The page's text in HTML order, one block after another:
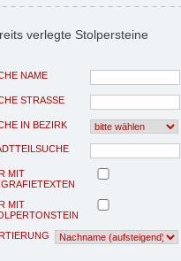
verlegte Stolpersteine
NAME
STRASSE
IN BEZIRK
MIT
MIT